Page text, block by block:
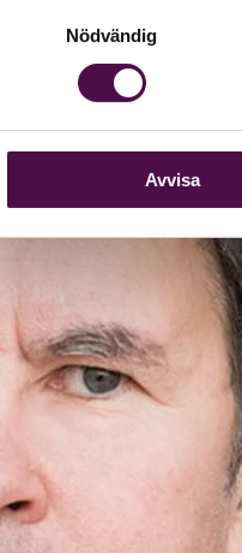
Nödvändig
Avvisa